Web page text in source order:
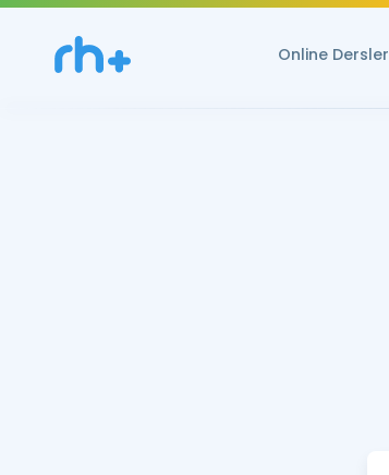
Online Dersler